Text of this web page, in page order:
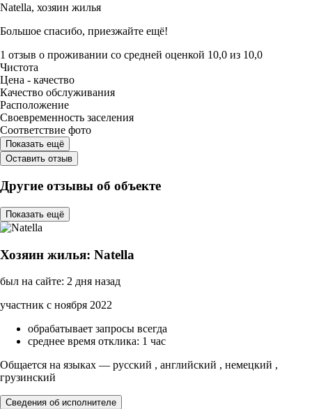
Natella, хозяин жилья
Большое спасибо, приезжайте ещё!
1 отзыв о проживании со средней оценкой 10,0 из 10,0
Чистота
Цена - качество
Качество обслуживания
Расположение
Своевременность заселения
Соответствие фото
Показать ещё
Оставить отзыв
Другие отзывы об объекте
Показать ещё
Хозяин жилья: Natella
был на сайте: 2 дня назад
участник с ноября 2022
обрабатывает запросы всегда
среднее время отклика: 1 час
Общается на языках — русский , английский , немецкий ,
грузинский
Сведения об исполнителе